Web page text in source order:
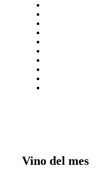
Vino del mes